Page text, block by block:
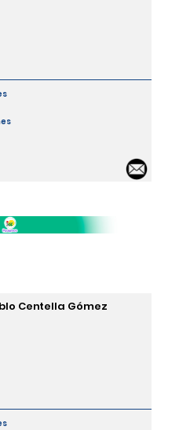
[Carmen Isabel Barrios Medina-Montoya]
[Carmen Isabel Barrios Medina-Montoya]
Barrios Medina-Montoya]
Centella Gómez
[Enrique Pablo Centella Gómez]